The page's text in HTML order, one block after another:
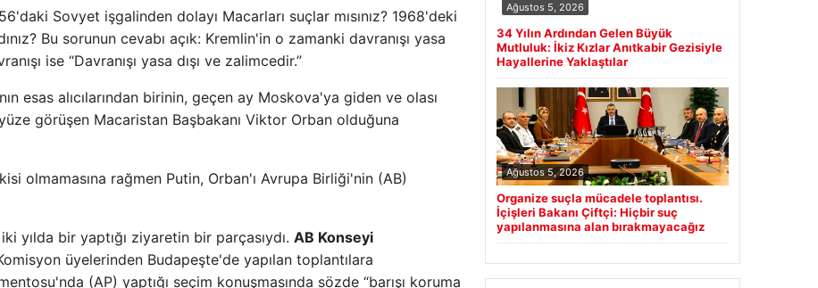
Sovyet işgalinden dolayı Macarları suçlar mısınız? 1968'deki
Bu sorunun cevabı açık: Kremlin'in o zamanki davranışı yasa
ise “Davranışı yasa dışı ve zalimcedir.”
esas alıcılarından birinin, geçen ay Moskova'ya giden ve olası
görüşen Macaristan Başbakanı Viktor Orban olduğuna
olmamasına rağmen Putin, Orban'ı Avrupa Birliği'nin (AB)
yılda bir yaptığı ziyaretin bir parçasıydı. AB Konseyi
üyelerinden Budapeşte'de yapılan toplantılara
(AP) yaptığı seçim konuşmasında sözde “barışı koruma
Ağustos 5, 2026
34 Yılın Ardından Gelen Büyük
Mutluluk: İkiz Kızlar Anıtkabir Gezisiyle
Hayallerine Yaklaştılar
Ağustos 5, 2026
Organize suçla mücadele toplantısı.
İçişleri Bakanı Çiftçi: Hiçbir suç
yapılanmasına alan bırakmayacağız